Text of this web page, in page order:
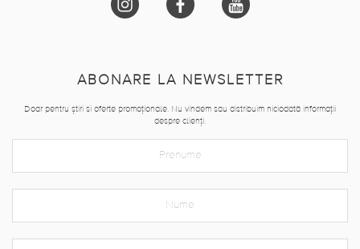
ABONARE LA NEWSLETTER
Doar pentru știri si oferte promoționale. Nu vindem sau distribuim niciodată informații
despre clienți.